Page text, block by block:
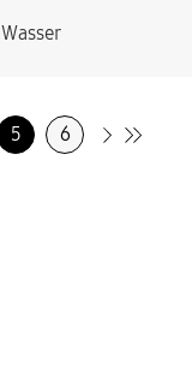
5 6